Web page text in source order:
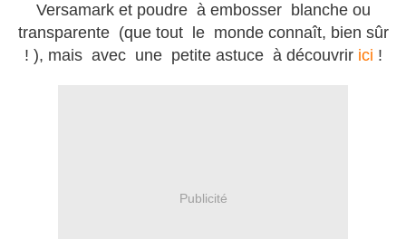
Versamark et poudre à embosser blanche ou
transparente (que tout le monde connaît, bien sûr
! ), mais avec une petite astuce à découvrir ici !
Publicité